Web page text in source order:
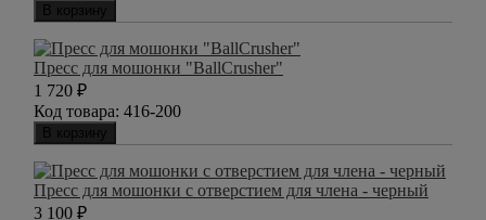
В корзину
Пресс для мошонки "BallCrusher"
1 720 ₽
Код товара: 416-200
В корзину
Пресс для мошонки с отверстием для члена - черный
3 100 ₽